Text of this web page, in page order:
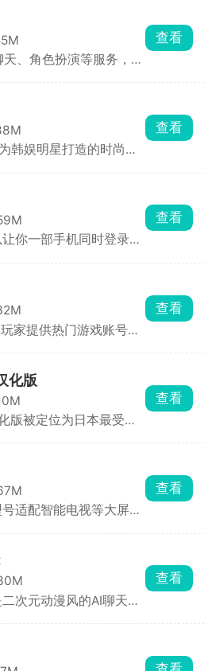
、角色扮演等服务，在
缸都是等价货币，可以
剧本等，在mufyai中你
都是创作者，构筑出了
的虚拟交互天地，与众
查看
韩娱明星打造的时尚周
台有保障，商品类别分
买到心仪的物品，多件
有优惠哟，更有独特的
，一键下单，48小时内
查看
你一部手机同时登录多
行稳定，消息接收及
市面上其他双开软件更
查看
家提供热门游戏账号的
。支持按小时、按天等
用户可根据需求选择短
赁，降低体验成本。每
担保，租前账号状态透
查看
化版
版被定位为日本最受欢
AI角色可供自由选择，
还是温柔，每一位都拥
事与独特人格。玩家还
虚拟角色，自由设定外
查看
适配智能电视等大屏设
播放与精准搜索，智能
观看历史推送个性化内
干扰，永久免费使用，
屏追剧的快乐。
查看
次元动漫风的AI聊天
动漫剧情，AI回复贴合
二次元、猫娘、剧情代
查看